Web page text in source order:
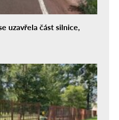
uzavřela část silnice,